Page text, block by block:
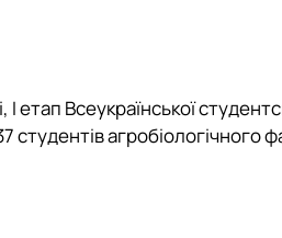
ЗАВГОРОДНЯ
СОНЬКО Роман
Підручники,
Підручники,
Підручники,
Всеукраїнської
студентів агробіологічного